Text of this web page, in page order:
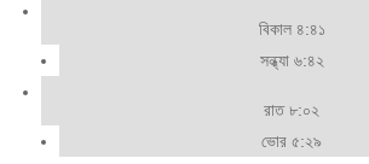
বিকাল ৪:৪১
সন্ধ্যা ৬:৪২
রাত ৮:০২
ভোর ৫:২৯